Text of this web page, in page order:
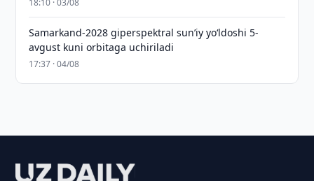
18:10 · 03/08
Samarkand-2028 giperspektral sun’iy yo‘ldoshi 5-
avgust kuni orbitaga uchiriladi
17:37 · 04/08